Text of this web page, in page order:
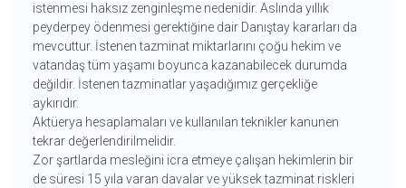
istenmesi haksız zenginleşme nedenidir. Aslında yıllık
peyderpey ödenmesi gerektiğine dair Danıştay kararları da
mevcuttur. İstenen tazminat miktarlarını çoğu hekim ve
vatandaş tüm yaşamı boyunca kazanabilecek durumda
değildir. İstenen tazminatlar yaşadığımız gerçekliğe
aykırıdır.
Aktüerya hesaplamaları ve kullanılan teknikler kanunen
tekrar değerlendirilmelidir.
Zor şartlarda mesleğini icra etmeye çalışan hekimlerin bir
de süresi 15 yıla varan davalar ve yüksek tazminat riskleri